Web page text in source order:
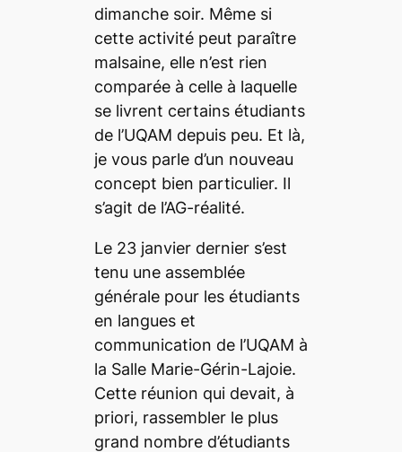
dimanche soir. Même si
cette activité peut paraître
malsaine, elle n’est rien
comparée à celle à laquelle
se livrent certains étudiants
de l’UQAM depuis peu. Et là,
je vous parle d’un nouveau
concept bien particulier. Il
s’agit de l’AG-réalité.
Le 23 janvier dernier s’est
tenu une assemblée
générale pour les étudiants
en langues et
communication de l’UQAM à
la Salle Marie-Gérin-Lajoie.
Cette réunion qui devait, à
priori, rassembler le plus
grand nombre d’étudiants